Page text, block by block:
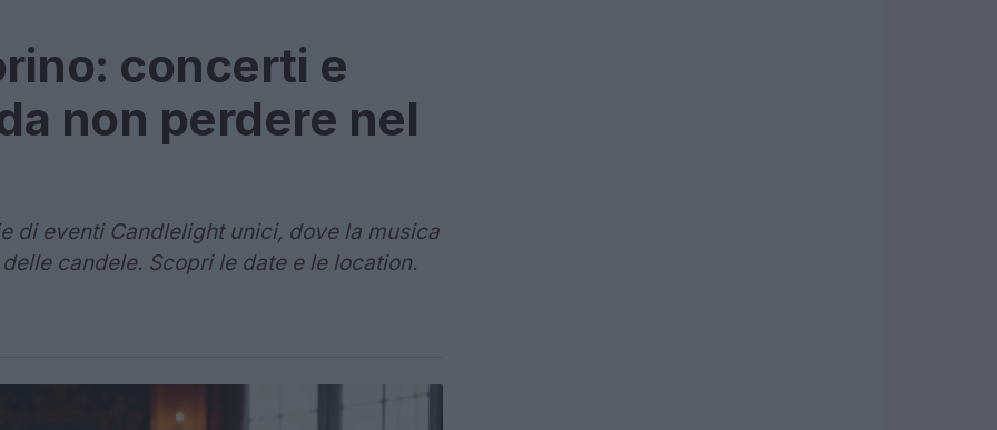
concerti e
non perdere nel
di eventi Candlelight unici, dove la musica
candele. Scopri le date e le location.